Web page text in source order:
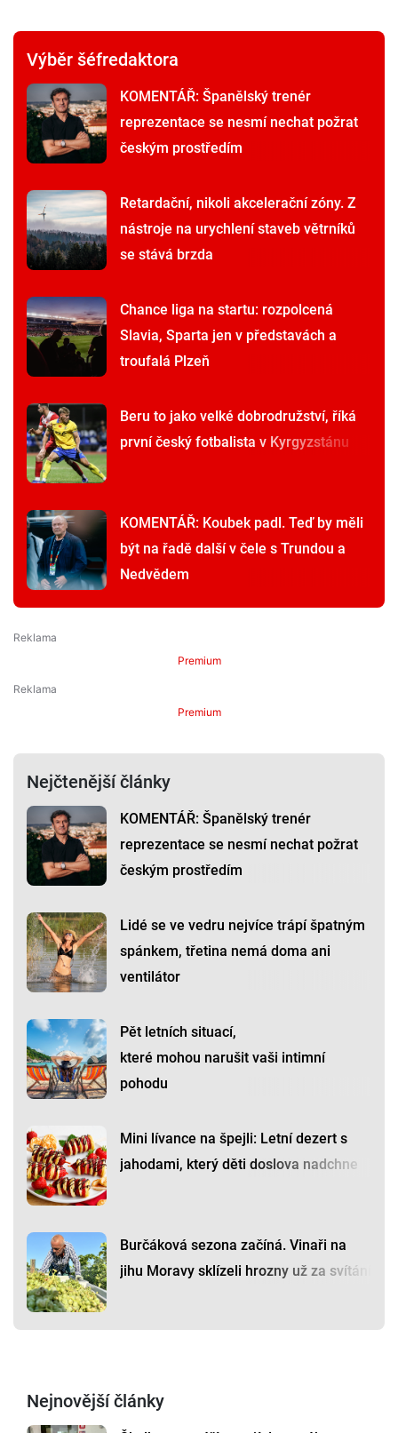
Výběr šéfredaktora
KOMENTÁŘ: Španělský trenér
reprezentace se nesmí nechat požrat
českým prostředím
Retardační, nikoli akcelerační zóny. Z
nástroje na urychlení staveb větrníků
se stává brzda
Chance liga na startu: rozpolcená
Slavia, Sparta jen v představách a
troufalá Plzeň
Beru to jako velké dobrodružství, říká
první český fotbalista v Kyrgyzstánu
KOMENTÁŘ: Koubek padl. Teď by měli
být na řadě další v čele s Trundou a
Nedvědem
Premium
Premium
Nejčtenější články
KOMENTÁŘ: Španělský trenér
reprezentace se nesmí nechat požrat
českým prostředím
Lidé se ve vedru nejvíce trápí špatným
spánkem, třetina nemá doma ani
ventilátor
Pět letních situací,
které mohou narušit vaši intimní
pohodu
Mini lívance na špejli: Letní dezert s
jahodami, který děti doslova nadchne
Burčáková sezona začíná. Vinaři na
jihu Moravy sklízeli hrozny už za svítání
Nejnovější články